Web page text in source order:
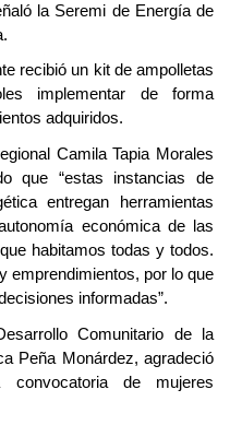
la Seremi de Energía de
recibió un kit de ampolletas
implementar de forma
adquiridos.
Camila Tapia Morales
que “estas instancias de
entregan herramientas
económica de las
habitamos todas y todos.
emprendimientos, por lo que
informadas”.
Comunitario de la
Peña Monárdez, agradeció
de mujeres